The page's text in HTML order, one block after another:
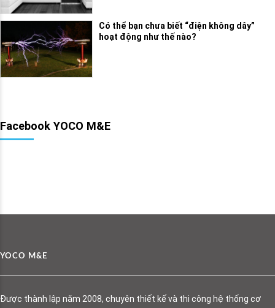
Có thể bạn chưa biết “điện không dây”
hoạt động như thế nào?
Facebook YOCO M&E
YOCO M&E
Được thành lập năm 2008, chuyên thiết kế và thi công hệ thống cơ